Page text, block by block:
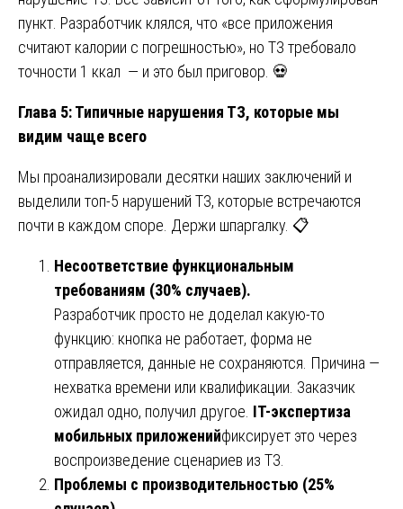
пункт. Разработчик клялся, что «все приложения
считают калории с погрешностью», но ТЗ требовало
точности 1 ккал — и это был приговор. 💀
Глава 5: Типичные нарушения ТЗ, которые мы
видим чаще всего
Мы проанализировали десятки наших заключений и
выделили топ-5 нарушений ТЗ, которые встречаются
почти в каждом споре. Держи шпаргалку. 📋
Несоответствие функциональным
требованиям (30% случаев).
Разработчик просто не доделал какую-то
функцию: кнопка не работает, форма не
отправляется, данные не сохраняются. Причина —
нехватка времени или квалификации. Заказчик
ожидал одно, получил другое. IT-экспертиза
мобильных приложенийфиксирует это через
воспроизведение сценариев из ТЗ.
Проблемы с производительностью (25%